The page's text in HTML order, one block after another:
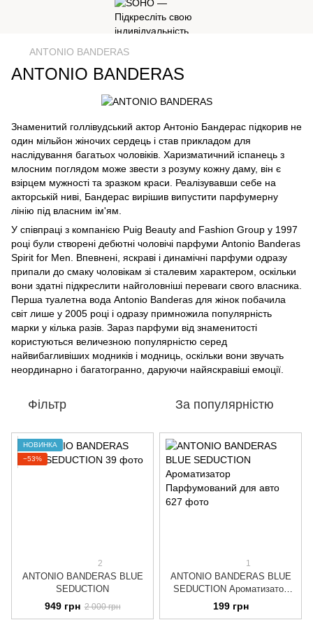
ANTONIO BANDERAS
ANTONIO BANDERAS
Знаменитий голлівудський актор Антоніо Бандерас підкорив не
один мільйон жіночих сердець і став прикладом для
наслідування багатьох чоловіків. Харизматичний іспанець з
млосним поглядом може звести з розуму кожну даму, він є
взірцем мужності та зразком краси. Реалізувавши себе на
акторській ниві, Бандерас вирішив випустити парфумерну
лінію під власним ім'ям.
У співпраці з компанією Puig Beauty and Fashion Group у 1997
році були створені дебютні чоловічі парфуми Antonio Banderas
Spirit for Men. Впевнені, яскраві і динамічні парфуми одразу
припали до смаку чоловікам зі сталевим характером, оскільки
вони здатні підкреслити найголовніші переваги свого власника.
Перша туалетна вода Antonio Banderas для жінок побачила
світ лише у 2005 році і одразу примножила популярність
марки у кілька разів. Зараз парфуми від знаменитості
користуються величезною популярністю серед
найвибагливіших модників і модниць, оскільки вони звучать
неординарно і багатогранно, даруючи найяскравіші емоції.
Фільтр За популярністю
НОВИНКА
−53%
2
ANTONIO BANDERAS BLUE
SEDUCTION
949 грн 2 000 грн
1
ANTONIO BANDERAS BLUE
SEDUCTION Ароматизатор
Парфумований для авто
199 грн